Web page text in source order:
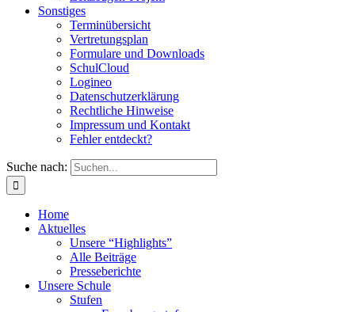
Sonstiges
Terminübersicht
Vertretungsplan
Formulare und Downloads
SchulCloud
Logineo
Datenschutzerklärung
Rechtliche Hinweise
Impressum und Kontakt
Fehler entdeckt?
Suche nach:
Home
Aktuelles
Unsere “Highlights”
Alle Beiträge
Presseberichte
Unsere Schule
Stufen